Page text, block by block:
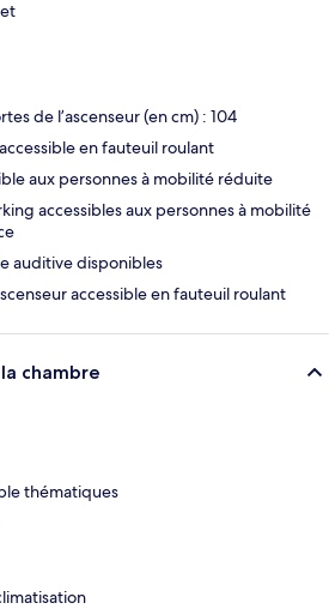
de l’ascenseur (en cm) : 104
en fauteuil roulant
aux personnes à mobilité réduite
accessibles aux personnes à mobilité
auditive disponibles
accessible en fauteuil roulant
chambre
thématiques